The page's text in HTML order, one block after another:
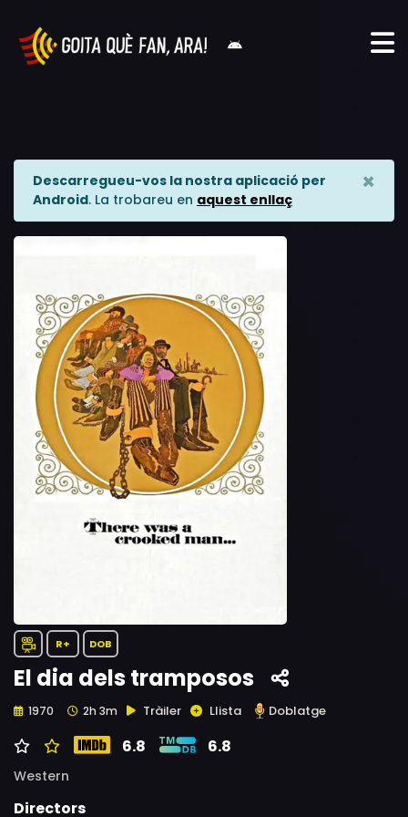
Descarregueu-vos la nostra aplicació per
Android. La trobareu en aquest enllaç
×
R+ DOB
El dia dels tramposos
1970 2h 3m Tràiler Llista Doblatge
6.8 6.8
Western
Directors